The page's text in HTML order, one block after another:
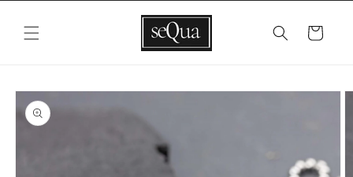
Vai
ai contenuti
Carrello
Passa alle
informazioni
sul prodotto